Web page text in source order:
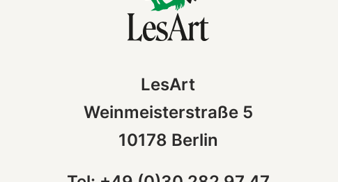
LesArt
Weinmeisterstraße 5
10178 Berlin